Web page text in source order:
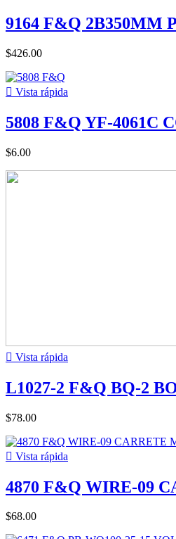
9164 F&Q 2B350MM
$426.00
 Vista rápida
5808 F&Q YF-4061C
$6.00
 Vista rápida
L1027-2 F&Q BQ-2
$78.00
 Vista rápida
4870 F&Q WIRE-09
$68.00